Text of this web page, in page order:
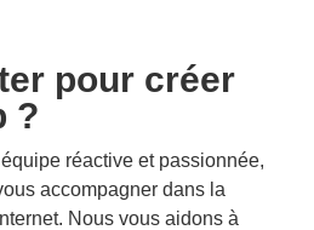
pour créer
?
réactive et passionnée,
accompagner dans la
Nous vous aidons à